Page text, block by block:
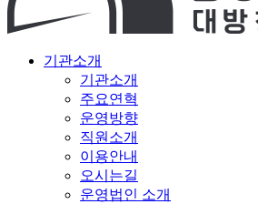
기관소개
기관소개
주요연혁
운영방향
직원소개
이용안내
오시는길
운영법인 소개